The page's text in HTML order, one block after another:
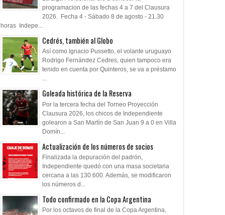
programacion de las fechas 4 a 7 del Clausura
2026. Fecha 4 - Sábado 8 de agosto - 21.30
horas Indepe...
Cedrés, también al Globo
Así como Ignacio Pussetto, el volante uruguayo
Rodrigo Fernández Cedres, quien tampoco era
tenido en cuenta por Quinteros, se va a préstamo
...
Goleada histórica de la Reserva
Por la tercera fecha del Torneo Proyección
Clausura 2026, los chicos de Independiente
golearon a San Martín de San Juan 9 a 0 en Villa
Domín...
Actualización de los números de socios
Finalizada la depuración del padrón,
Independiente quedó con una masa societaria
cercana a las 130.600. Además, se modificaron
los números d...
Todo confirmado en la Copa Argentina
Por los octavos de final de la Copa Argentina,